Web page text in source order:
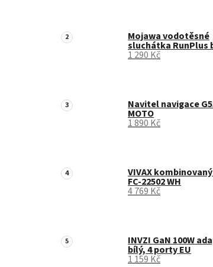
Mojawa vodotěsné
sluchátka RunPlus
1 290 Kč
Navitel navigace
MOTO
1 890 Kč
VIVAX
FC-22502 WH
4 769 Kč
INVZI GaN 100W
bílý, 4 porty EU
1 159 Kč